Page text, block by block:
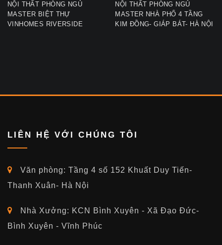
NỘI THẤT PHÒNG NGỦ
MASTER BIỆT THỰ
VINHOMES RIVERSIDE
NỘI THẤT PHÒNG NGỦ
MASTER NHÀ PHỐ 4 TẦNG
KIM ĐỒNG- GIÁP BÁT- HÀ NỘI
LIÊN HỆ VỚI CHÚNG TÔI
Văn phòng: Tầng 4 số 152 Khuất Duy Tiến-
Thanh Xuân- Hà Nội
Nhà Xưởng: KCN Bình Xuyên - Xã Đạo Đức-
Bình Xuyên - Vĩnh Phúc